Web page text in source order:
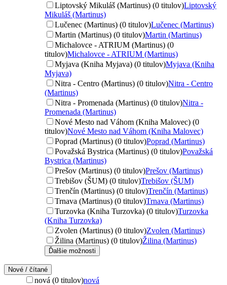
Liptovský Mikuláš (Martinus) (0 titulov)Liptovský
Mikuláš (Martinus)
Lučenec (Martinus) (0 titulov)Lučenec (Martinus)
Martin (Martinus) (0 titulov)Martin (Martinus)
Michalovce - ATRIUM (Martinus) (0
titulov)Michalovce - ATRIUM (Martinus)
Myjava (Kniha Myjava) (0 titulov)Myjava (Kniha
Myjava)
Nitra - Centro (Martinus) (0 titulov)Nitra - Centro
(Martinus)
Nitra - Promenada (Martinus) (0 titulov)Nitra -
Promenada (Martinus)
Nové Mesto nad Váhom (Kniha Malovec) (0
titulov)Nové Mesto nad Váhom (Kniha Malovec)
Poprad (Martinus) (0 titulov)Poprad (Martinus)
Považská Bystrica (Martinus) (0 titulov)Považská
Bystrica (Martinus)
Prešov (Martinus) (0 titulov)Prešov (Martinus)
Trebišov (ŠUM) (0 titulov)Trebišov (ŠUM)
Trenčín (Martinus) (0 titulov)Trenčín (Martinus)
Trnava (Martinus) (0 titulov)Trnava (Martinus)
Turzovka (Kniha Turzovka) (0 titulov)Turzovka
(Kniha Turzovka)
Zvolen (Martinus) (0 titulov)Zvolen (Martinus)
Žilina (Martinus) (0 titulov)Žilina (Martinus)
Ďalšie možnosti
Nové / čítané
nová (0 titulov)nová